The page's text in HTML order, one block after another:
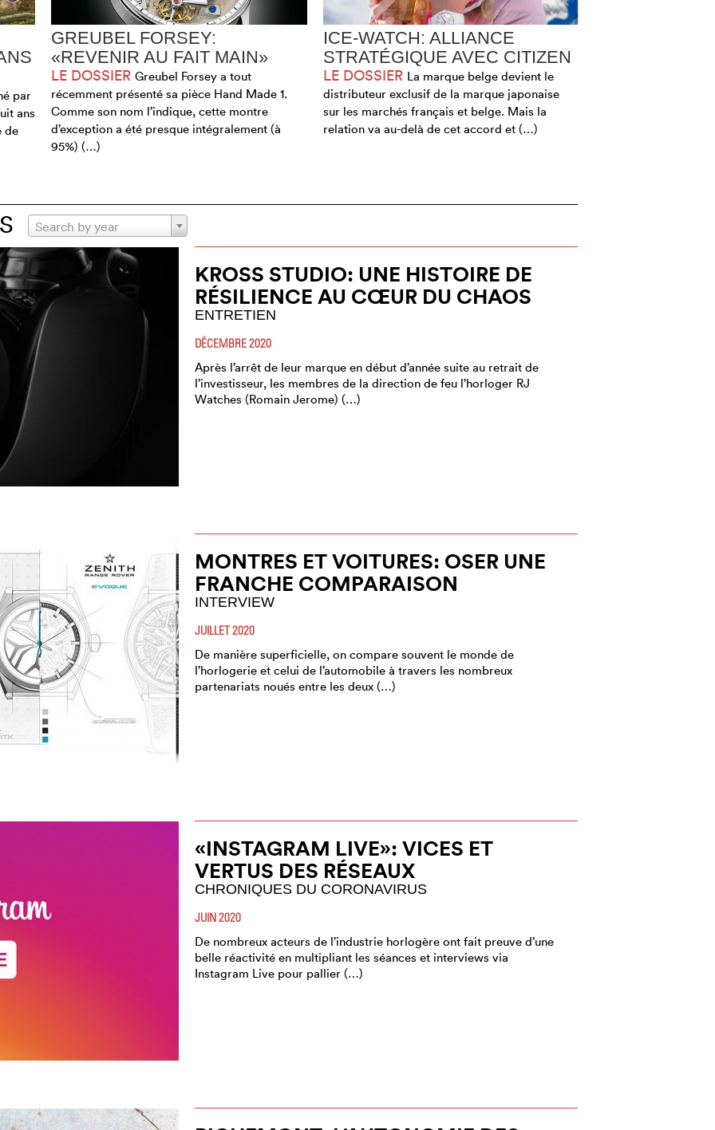
par
ans
de
GREUBEL FORSEY:
«REVENIR AU FAIT MAIN»
LE DOSSIERGreubel Forsey a tout
récemment présenté sa pièce Hand Made 1.
Comme son nom l’indique, cette montre
d’exception a été presque intégralement (à
95%) (…)
ICE-WATCH: ALLIANCE
STRATÉGIQUE AVEC CITIZEN
LE DOSSIER La marque belge devient le
distributeur exclusif de la marque japonaise
sur les marchés français et belge. Mais la
relation va au-delà de cet accord et (…)
Search by year
KROSS STUDIO: UNE HISTOIRE DE
RÉSILIENCE AU CŒUR DU CHAOS
ENTRETIEN
DÉCEMBRE 2020
Après l’arrêt de leur marque en début d’année suite au retrait de
l’investisseur, les membres de la direction de feu l’horloger RJ
Watches (Romain Jerome) (…)
MONTRES ET VOITURES: OSER UNE
FRANCHE COMPARAISON
INTERVIEW
JUILLET 2020
De manière superficielle, on compare souvent le monde de
l’horlogerie et celui de l’automobile à travers les nombreux
partenariats noués entre les deux (…)
«INSTAGRAM LIVE»: VICES ET
VERTUS DES RÉSEAUX
CHRONIQUES DU CORONAVIRUS
JUIN 2020
De nombreux acteurs de l’industrie horlogère ont fait preuve d’une
belle réactivité en multipliant les séances et interviews via
Instagram Live pour pallier (…)